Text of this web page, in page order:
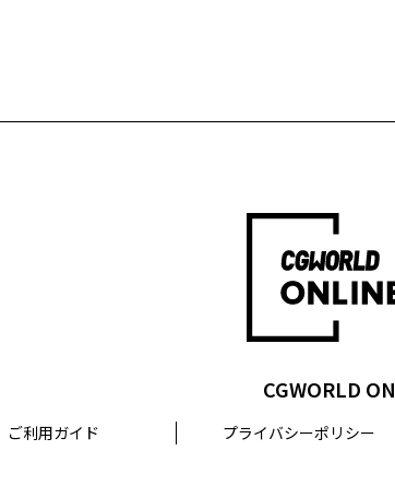
CGWORLD
ご利用ガイド プライバシーポリシー